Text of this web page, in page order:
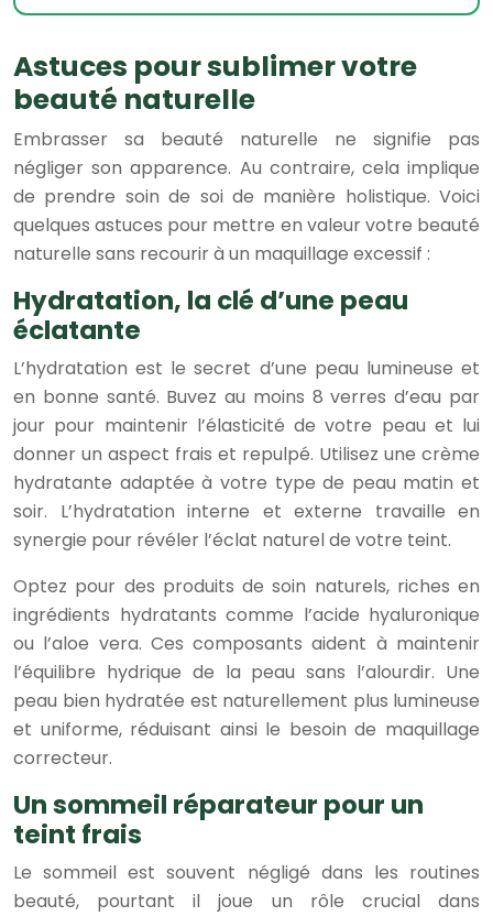
Astuces pour sublimer votre
beauté naturelle
Embrasser sa beauté naturelle ne signifie pas
négliger son apparence. Au contraire, cela implique
de prendre soin de soi de manière holistique. Voici
quelques astuces pour mettre en valeur votre beauté
naturelle sans recourir à un maquillage excessif :
Hydratation, la clé d’une peau
éclatante
L’hydratation est le secret d’une peau lumineuse et
en bonne santé. Buvez au moins 8 verres d’eau par
jour pour maintenir l’élasticité de votre peau et lui
donner un aspect frais et repulpé. Utilisez une crème
hydratante adaptée à votre type de peau matin et
soir. L’hydratation interne et externe travaille en
synergie pour révéler l’éclat naturel de votre teint.
Optez pour des produits de soin naturels, riches en
ingrédients hydratants comme l’acide hyaluronique
ou l’aloe vera. Ces composants aident à maintenir
l’équilibre hydrique de la peau sans l’alourdir. Une
peau bien hydratée est naturellement plus lumineuse
et uniforme, réduisant ainsi le besoin de maquillage
correcteur.
Un sommeil réparateur pour un
teint frais
Le sommeil est souvent négligé dans les routines
beauté, pourtant il joue un rôle crucial dans